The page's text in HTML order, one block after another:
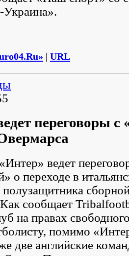
Украина».
| URL
переговоры с
ведет
о переходе в
сообщает
на правах
помимо
две английские